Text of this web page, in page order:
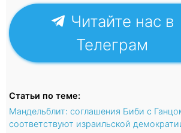
Читайте нас в
Телеграм
Статьи по теме:
Мандельблит: соглашения Биби с
соответствуют израильской